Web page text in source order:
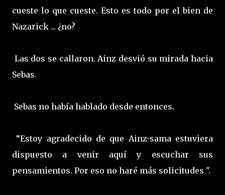
cueste lo que cueste. Esto es todo por el bien de
Nazarick ... ¿no?
Las dos se callaron. Ainz desvió su mirada hacia
Sebas.
Sebas no había hablado desde entonces.
“Estoy agradecido de que Ainz-sama estuviera
dispuesto a venir aquí y escuchar sus
pensamientos. Por eso no haré más solicitudes ".